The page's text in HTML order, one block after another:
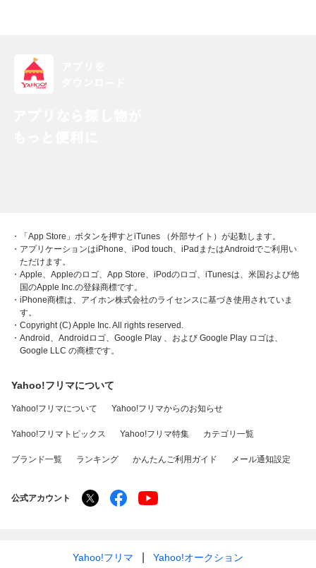
・「App Store」ボタンを押すとiTunes （外部サイト）が起動します。
・アプリケーションはiPhone、iPod touch、iPadまたはAndroidでご利用い
ただけます。
・Apple、Appleのロゴ、App Store、iPodのロゴ、iTunesは、米国および他
国のApple Inc.の登録商標です。
・iPhone商標は、アイホン株式会社のライセンスに基づき使用されていま
す。
・Copyright (C) Apple Inc. All rights reserved.
・Android、Androidロゴ、Google Play 、および Google Play ロゴは、
Google LLC の商標です。
Yahoo!フリマについて
Yahoo!フリマについて Yahoo!フリマからのお知らせ
Yahoo!フリマトピックス Yahoo!フリマ特集 カテゴリ一覧
ブランド一覧 ランキング かんたんご利用ガイド メール通知設定
公式アカウント
Yahoo!フリマ Yahoo!オークション